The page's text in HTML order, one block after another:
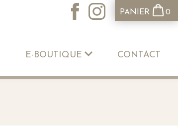
PANIER 0
E-BOUTIQUE CONTACT